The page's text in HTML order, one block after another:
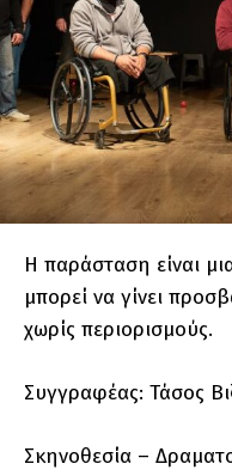
Η παράσταση είναι
μπορεί να γίνει
χωρίς περιορισμούς.
Συγγραφέας: Τάσος
Σκηνοθεσία –